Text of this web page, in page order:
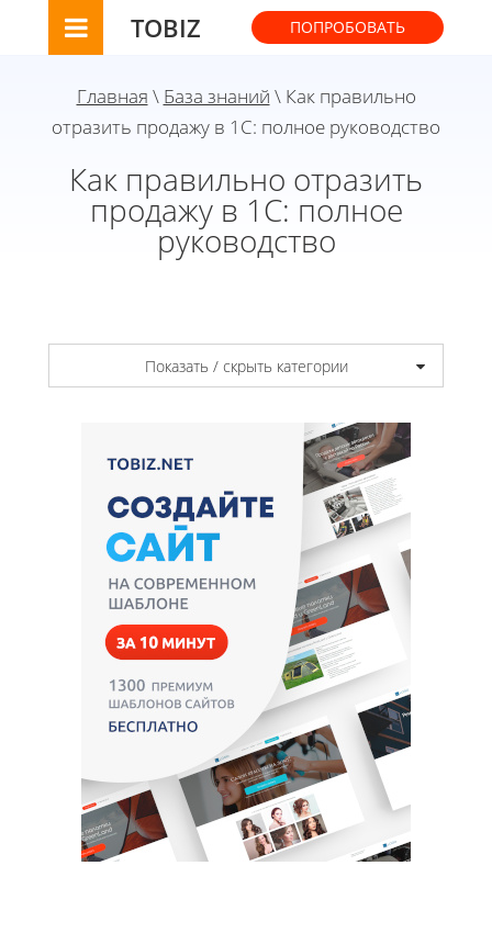
TOBIZ ПОПРОБОВАТЬ
Главная \ База знаний \ Как правильно
отразить продажу в 1С: полное руководство
Как правильно отразить
продажу в 1С: полное
руководство
Показать / скрыть категории